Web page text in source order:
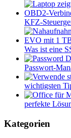
KFZ-
Was ist eine
Passwort-
wichtigsten
perfekte
Kategorien